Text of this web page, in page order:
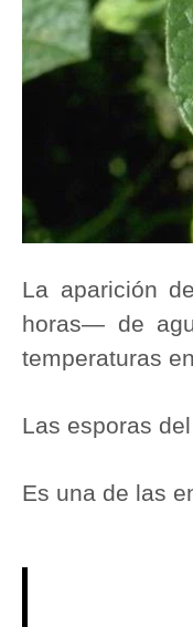
La aparición
horas— de
temperaturas
Las esporas
Es una de las